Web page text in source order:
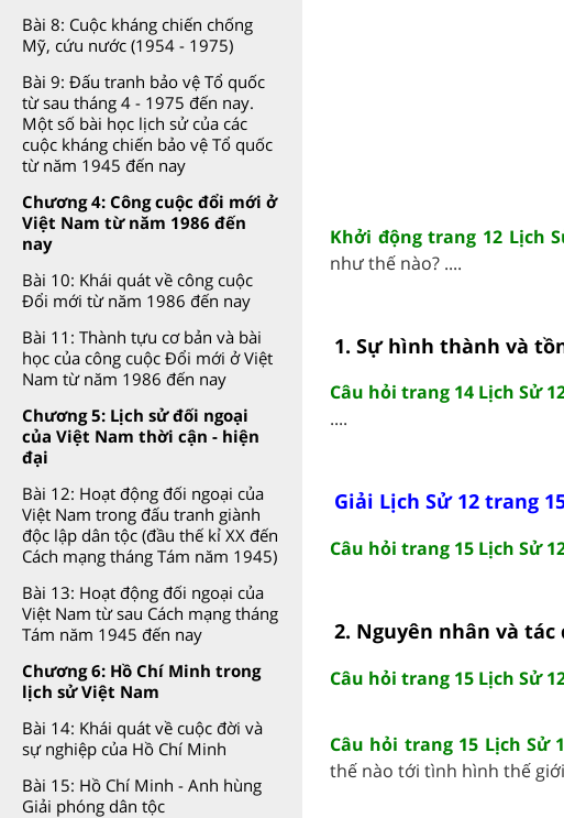
Bài 8: Cuộc kháng chiến chống
Mỹ, cứu nước (1954 - 1975)
Bài 9: Đấu tranh bảo vệ Tổ quốc
từ sau tháng 4 - 1975 đến nay.
Một số bài học lịch sử của các
cuộc kháng chiến bảo vệ Tổ quốc
từ năm 1945 đến nay
Chương 4: Công cuộc đổi mới ở
Việt Nam từ năm 1986 đến
nay
Bài 10: Khái quát về công cuộc
Đổi mới từ năm 1986 đến nay
Bài 11: Thành tựu cơ bản và bài
học của công cuộc Đổi mới ở Việt
Nam từ năm 1986 đến nay
Chương 5: Lịch sử đối ngoại
của Việt Nam thời cận - hiện
đại
Bài 12: Hoạt động đối ngoại của
Việt Nam trong đấu tranh giành
độc lập dân tộc (đầu thế kỉ XX đến
Cách mạng tháng Tám năm 1945)
Bài 13: Hoạt động đối ngoại của
Việt Nam từ sau Cách mạng tháng
Tám năm 1945 đến nay
Chương 6: Hồ Chí Minh trong
lịch sử Việt Nam
Bài 14: Khái quát về cuộc đời và
sự nghiệp của Hồ Chí Minh
Bài 15: Hồ Chí Minh - Anh hùng
Giải phóng dân tộc
Khởi động trang 12 Lịch
như thế nào? ....
1. Sự hình thành và
Câu hỏi trang 14 Lịch Sử
....
Giải Lịch Sử 12 trang
Câu hỏi trang 15 Lịch Sử
2. Nguyên nhân và
Câu hỏi trang 15 Lịch Sử
Câu hỏi trang 15 Lịch Sử
thế nào tới tình hình thế